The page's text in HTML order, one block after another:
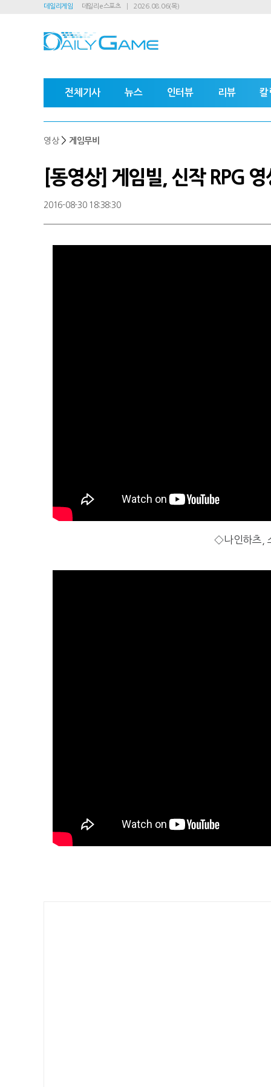
데일리게임 데일리e스포츠 2026.08.06(목)
전체기사 뉴스 인터뷰 리뷰 칼
영상> 게임무비
[동영상] 게임빌, 신작 RPG
2016-08-30 18:38:30
◇나인하츠,